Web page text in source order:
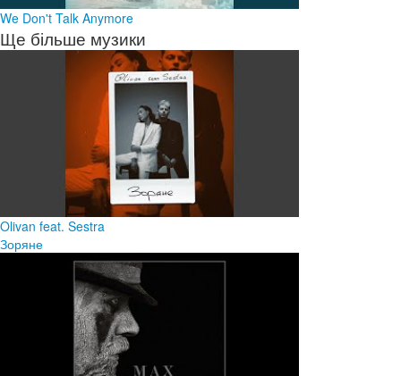
We Don't Talk Anymore
Ще більше музики
Olivan feat. Sestra
Зоряне